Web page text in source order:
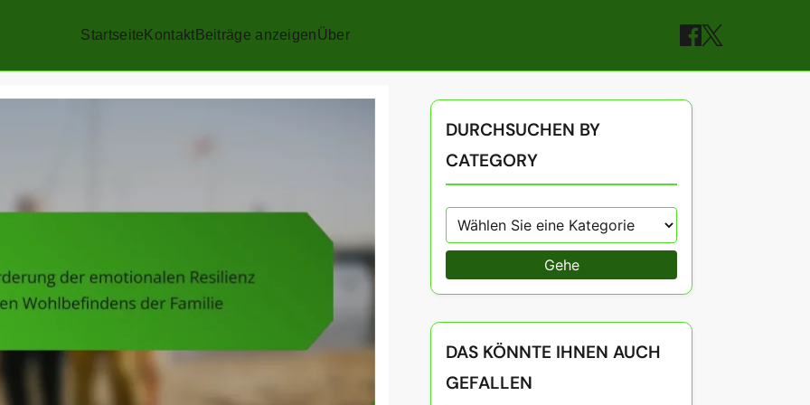
Startseite Kontakt Beiträge anzeigenÜber
DURCHSUCHEN BY
CATEGORY
Gehe
DAS KÖNNTE IHNEN AUCH
GEFALLEN